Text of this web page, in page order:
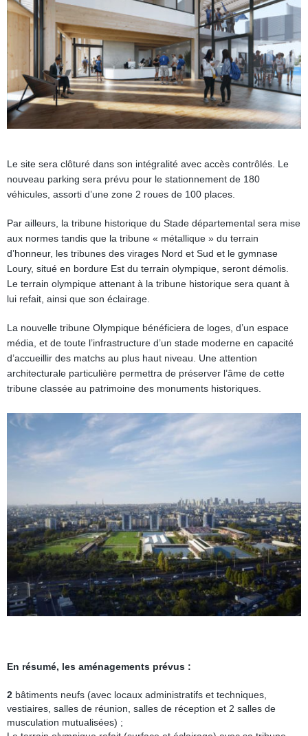
Le site sera clôturé dans son intégralité avec accès contrôlés. Le
nouveau parking sera prévu pour le stationnement de 180
véhicules, assorti d’une zone 2 roues de 100 places.
Par ailleurs, la tribune historique du Stade départemental sera mise
aux normes tandis que la tribune « métallique » du terrain
d’honneur, les tribunes des virages Nord et Sud et le gymnase
Loury, situé en bordure Est du terrain olympique, seront démolis.
Le terrain olympique attenant à la tribune historique sera quant à
lui refait, ainsi que son éclairage.
La nouvelle tribune Olympique bénéficiera de loges, d’un espace
média, et de toute l’infrastructure d’un stade moderne en capacité
d’accueillir des matchs au plus haut niveau. Une attention
architecturale particulière permettra de préserver l’âme de cette
tribune classée au patrimoine des monuments historiques.
En résumé, les aménagements prévus :
2 bâtiments neufs (avec locaux administratifs et techniques,
vestiaires, salles de réunion, salles de réception et 2 salles de
musculation mutualisées) ;